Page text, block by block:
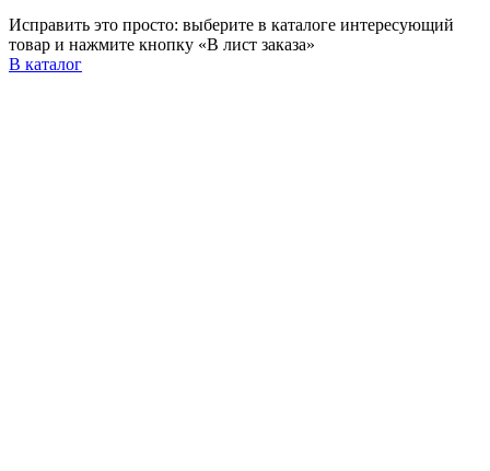
Исправить это просто: выберите в каталоге интересующий
товар и нажмите кнопку «В лист заказа»
В каталог